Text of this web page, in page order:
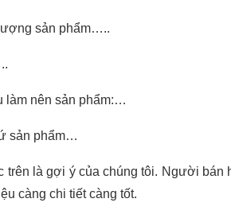
sản phẩm…..
làm nên sản phẩm:…
sản phẩm…
trên là gợi ý của chúng tôi. Người bán
càng chi tiết càng tốt.